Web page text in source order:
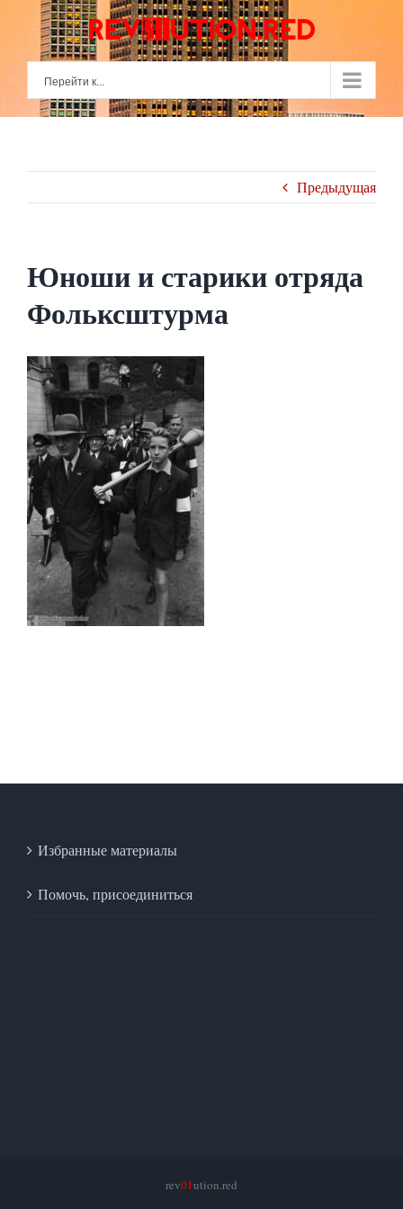
content
Перейти к...
Предыдущая
Юноши и старики отряда
Фольксштурма
Избранные материалы
Помочь, присоединиться
rev01ution.red